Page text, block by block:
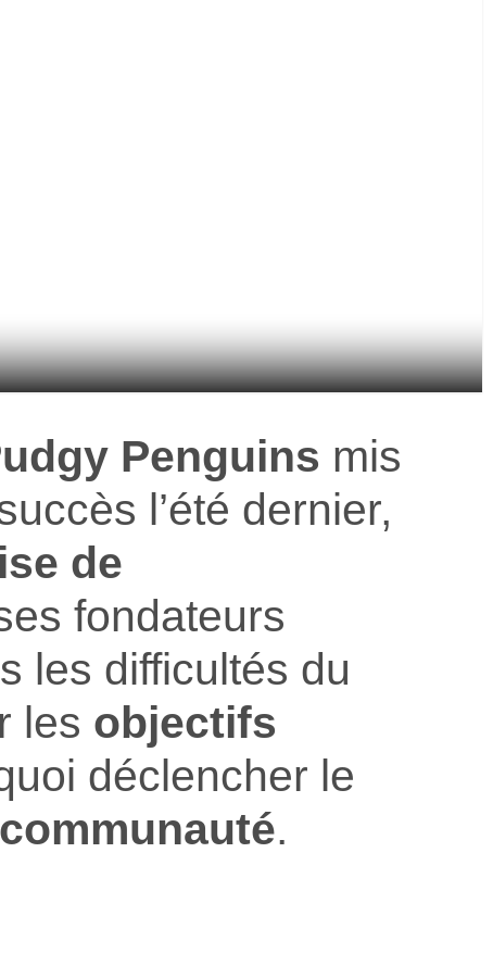
Penguins mis
l’été dernier,
de
fondateurs
les difficultés du
les objectifs
déclencher le
communauté.